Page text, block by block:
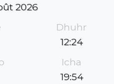
2026
Dhuhr
12:24
Icha
19:54